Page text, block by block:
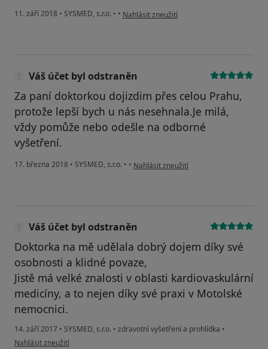
11. září 2018 • SYSMED, s.r.o. • • podle názoru uživatele Váš účet byl
Nahlásit zneužití
Váš účet byl odstraněn
Za paní doktorkou dojizdim přes celou Prahu,
protože lepší bych u nás nesehnala.Je milá,
vždy pomůže nebo odešle na odborné
vyšetření.
17. března 2018 • SYSMED, s.r.o. • • podle názoru uživatele Váš účet byl
Nahlásit zneužití
Váš účet byl odstraněn
Doktorka na mě udělala dobrý dojem díky své
osobnosti a klidné povaze,
Jistě má velké znalosti v oblasti kardiovaskulární
medicíny, a to nejen díky své praxi v Motolské
nemocnici.
14. září 2017 • SYSMED, s.r.o. • zdravotní vyšetření a prohlídka •
podle názoru uživatele Váš účet byl odstraněn
Nahlásit zneužití